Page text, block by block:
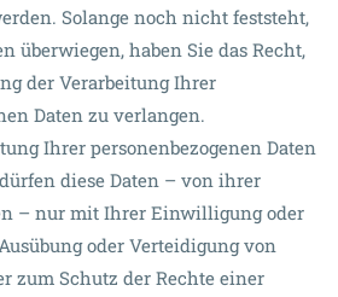
Solange noch nicht feststeht,
überwiegen, haben Sie das Recht,
der Verarbeitung Ihrer
Daten zu verlangen.
Ihrer personenbezogenen Daten
diese Daten – von ihrer
– nur mit Ihrer Einwilligung oder
oder Verteidigung von
zum Schutz der Rechte einer